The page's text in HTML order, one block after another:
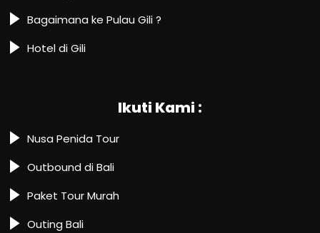
Bagaimana ke Pulau Gili ?
Hotel di Gili
Ikuti Kami :
Nusa Penida Tour
Outbound di Bali
Paket Tour Murah
Outing Bali